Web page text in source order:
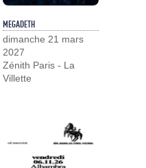
MEGADETH
dimanche 21 mars
2027
Zénith Paris - La
Villette